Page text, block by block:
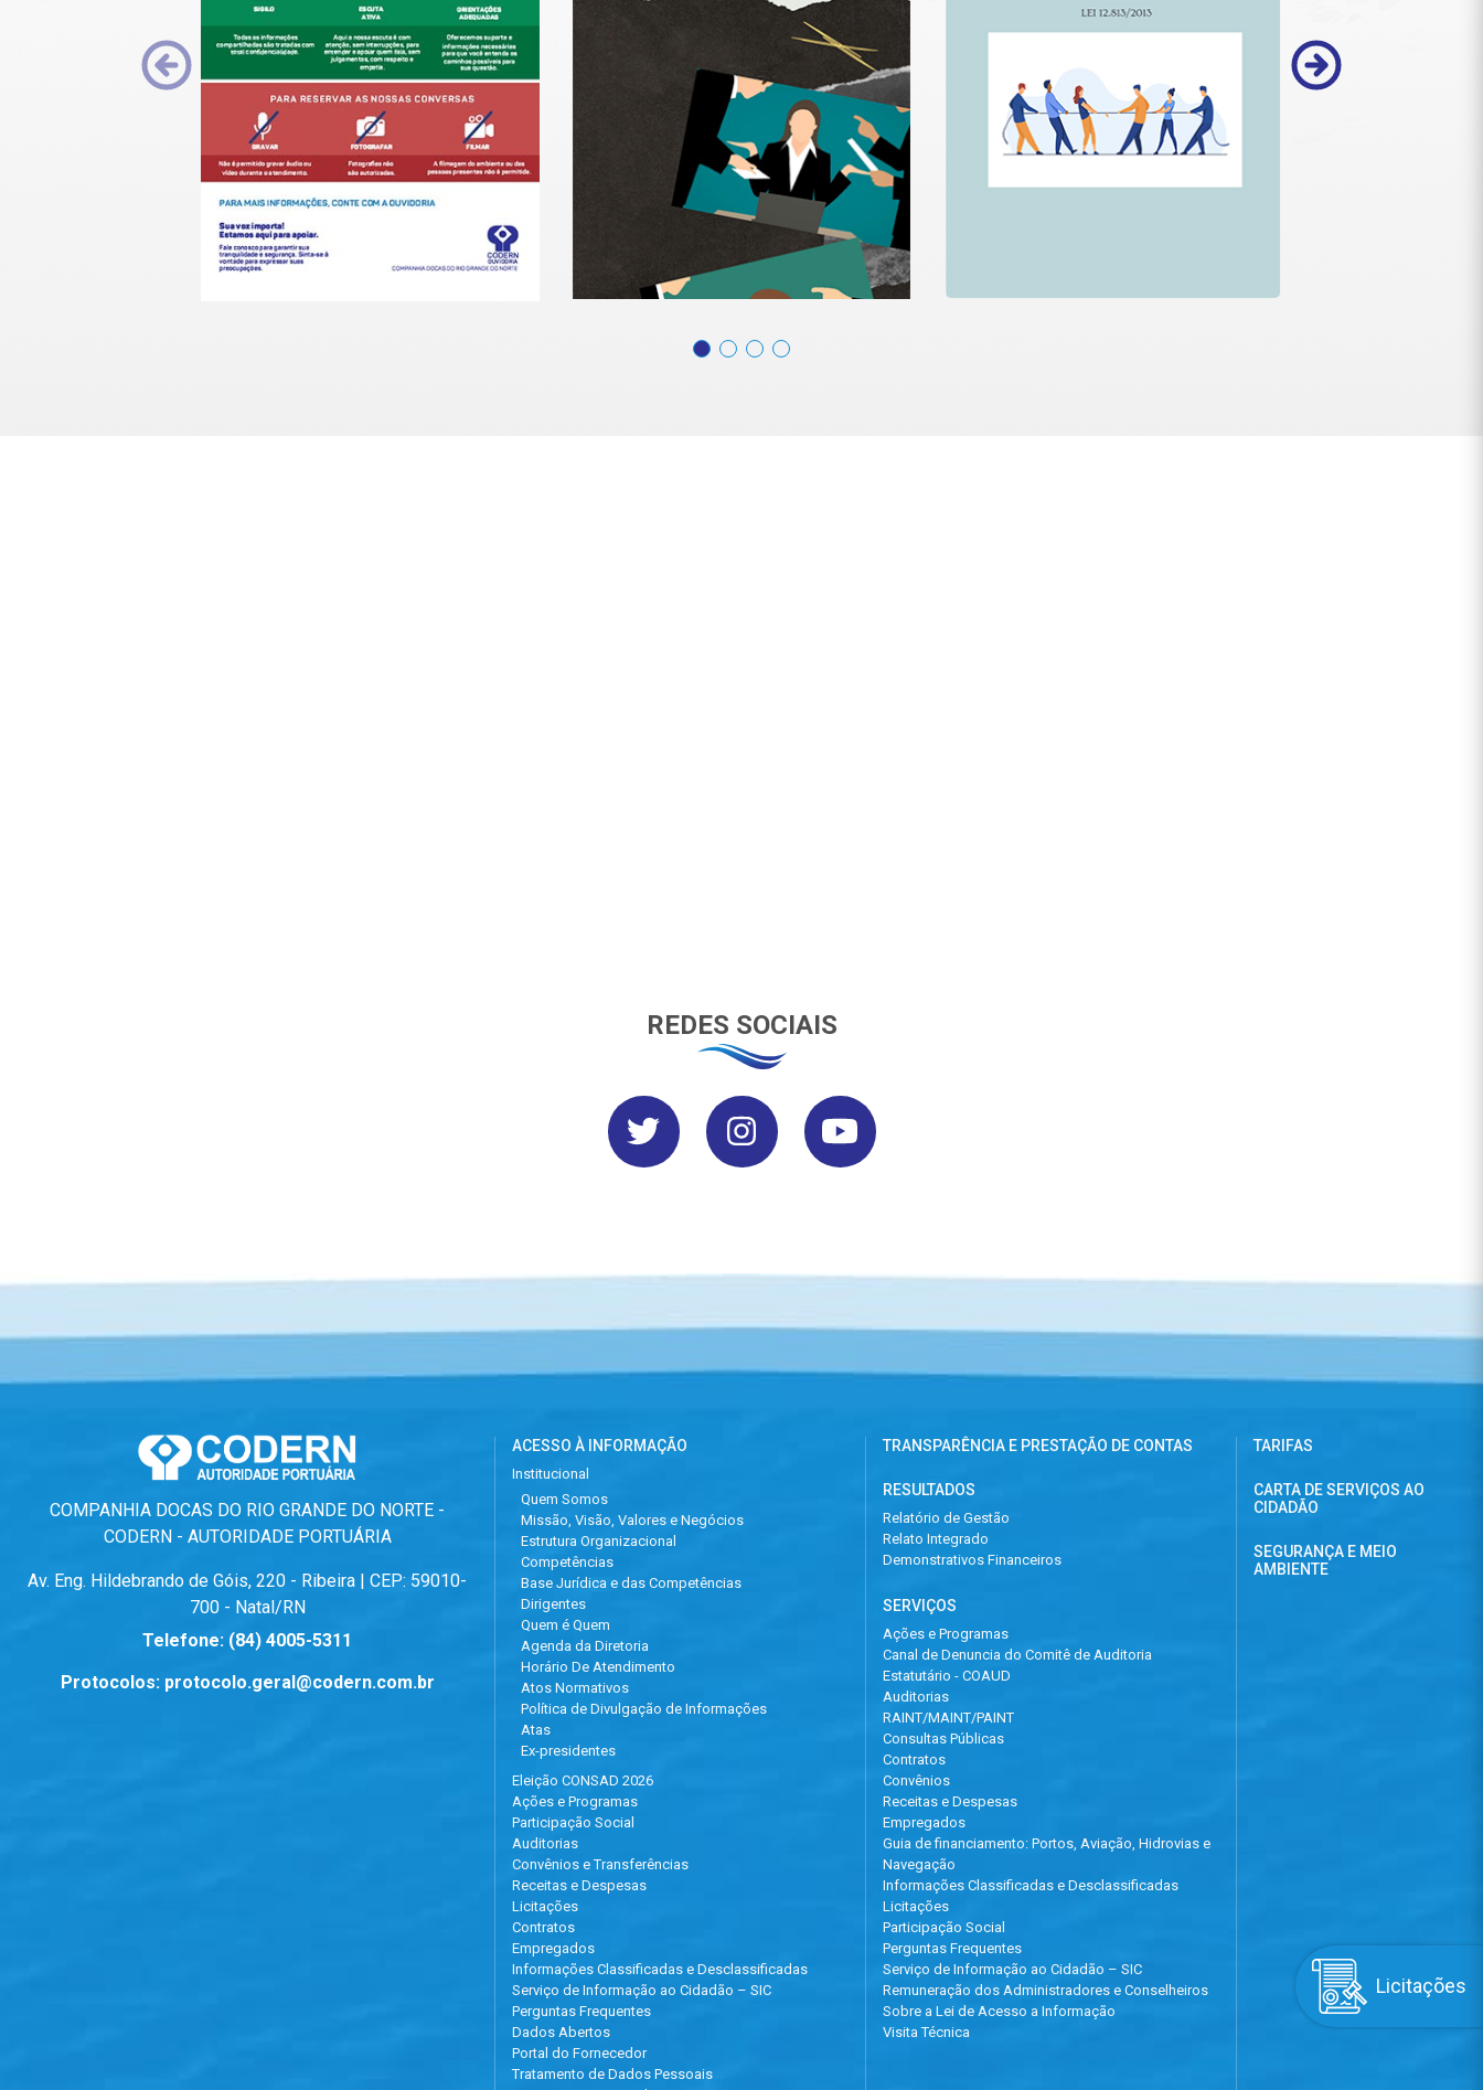
Licitações
REDES SOCIAIS
COMPANHIA DOCAS DO RIO GRANDE DO NORTE -
CODERN - AUTORIDADE PORTUÁRIA
Av. Eng. Hildebrando de Góis, 220 - Ribeira | CEP: 59010-
700 - Natal/RN
Telefone: (84) 4005-5311
Protocolos: protocolo.geral@codern.com.br
ACESSO À INFORMAÇÃO
Institucional
Quem Somos
Missão, Visão, Valores e Negócios
Estrutura Organizacional
Competências
Base Jurídica e das Competências
Dirigentes
Quem é Quem
Agenda da Diretoria
Horário De Atendimento
Atos Normativos
Política de Divulgação de Informações
Atas
Ex-presidentes
Eleição CONSAD 2026
Ações e Programas
Participação Social
Auditorias
Convênios e Transferências
Receitas e Despesas
Licitações
Contratos
Empregados
Informações Classificadas e Desclassificadas
Serviço de Informação ao Cidadão – SIC
Perguntas Frequentes
Dados Abertos
Portal do Fornecedor
Tratamento de Dados Pessoais
TRANSPARÊNCIA E PRESTAÇÃO DE CONTAS
RESULTADOS
Relatório de Gestão
Relato Integrado
Demonstrativos Financeiros
SERVIÇOS
Ações e Programas
Canal de Denuncia do Comitê de Auditoria
Estatutário - COAUD
Auditorias
RAINT/MAINT/PAINT
Consultas Públicas
Contratos
Convênios
Receitas e Despesas
Empregados
Guia de financiamento: Portos, Aviação, Hidrovias e
Navegação
Informações Classificadas e Desclassificadas
Licitações
Participação Social
Perguntas Frequentes
Serviço de Informação ao Cidadão – SIC
Remuneração dos Administradores e Conselheiros
Sobre a Lei de Acesso a Informação
Visita Técnica
TARIFAS
CARTA DE SERVIÇOS AO
CIDADÃO
SEGURANÇA E MEIO
AMBIENTE